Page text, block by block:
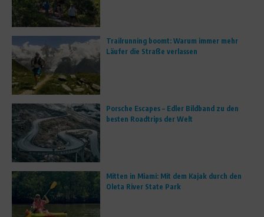
Trailrunning boomt: Warum immer mehr
Läufer die Straße verlassen
Porsche Escapes – Edler Bildband zu den
besten Roadtrips der Welt
Mitten in Miami: Mit dem Kajak durch den
Oleta River State Park